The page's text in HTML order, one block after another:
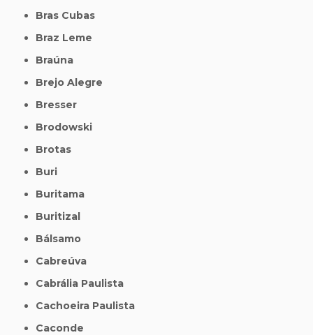
Bras Cubas
Braz Leme
Braúna
Brejo Alegre
Bresser
Brodowski
Brotas
Buri
Buritama
Buritizal
Bálsamo
Cabreúva
Cabrália Paulista
Cachoeira Paulista
Caconde